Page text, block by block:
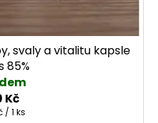
svaly a vitalitu kapsle
85%
Kč
cena:
/ 1 ks